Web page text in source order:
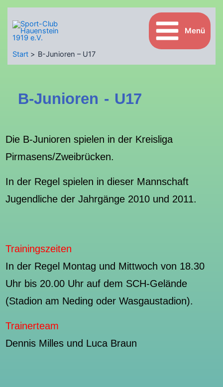
Zum
springen
Menü
Start B-Junioren – U17
B-Junioren - U17
Die B-Junioren spielen in der Kreisliga
Pirmasens/Zweibrücken.
In der Regel spielen in dieser Mannschaft
Jugendliche der Jahrgänge 2010 und 2011.
Trainingszeiten
In der Regel Montag und Mittwoch von 18.30
Uhr bis 20.00 Uhr auf dem SCH-Gelände
(Stadion am Neding oder Wasgaustadion).
Trainerteam
Dennis Milles und Luca Braun